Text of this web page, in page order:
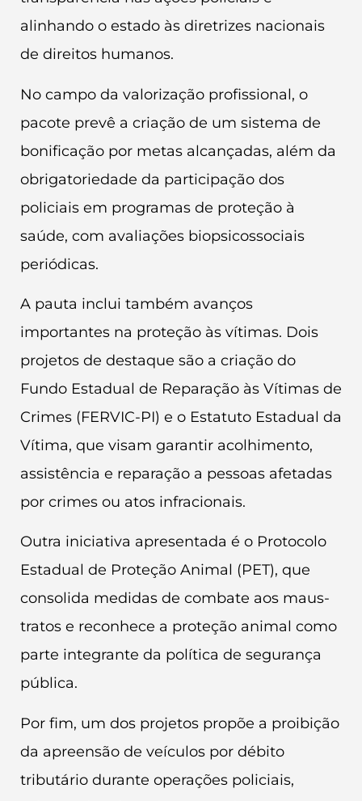
alinhando o estado às diretrizes nacionais
de direitos humanos.
No campo da valorização profissional, o
pacote prevê a criação de um sistema de
bonificação por metas alcançadas, além da
obrigatoriedade da participação dos
policiais em programas de proteção à
saúde, com avaliações biopsicossociais
periódicas.
A pauta inclui também avanços
importantes na proteção às vítimas. Dois
projetos de destaque são a criação do
Fundo Estadual de Reparação às Vítimas de
Crimes (FERVIC-PI) e o Estatuto Estadual da
Vítima, que visam garantir acolhimento,
assistência e reparação a pessoas afetadas
por crimes ou atos infracionais.
Outra iniciativa apresentada é o Protocolo
Estadual de Proteção Animal (PET), que
consolida medidas de combate aos maus-
tratos e reconhece a proteção animal como
parte integrante da política de segurança
pública.
Por fim, um dos projetos propõe a proibição
da apreensão de veículos por débito
tributário durante operações policiais,